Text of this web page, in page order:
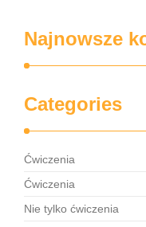
Najnowsze
Categories
Ćwiczenia
Ćwiczenia
Nie tylko ćwiczenia